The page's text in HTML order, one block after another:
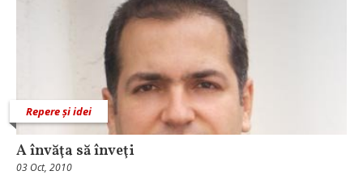
Repere și idei
A învăţa să înveţi
03 Oct, 2010